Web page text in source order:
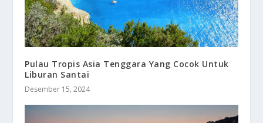
Pulau Tropis Asia Tenggara Yang Cocok Untuk
Liburan Santai
Desember 15, 2024